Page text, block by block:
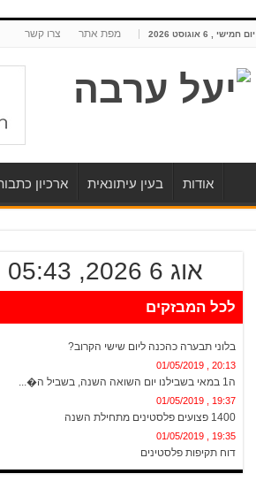
יום חמישי , 6 אוגוסט 2026 מפת אתר צרו קשר
אודות בעין עיתונאית ארכיון
אוג 6 2026, 05:43
לכל המבזקים
יום שישי הראשון של הרמדאן, מתפללים, מפג...